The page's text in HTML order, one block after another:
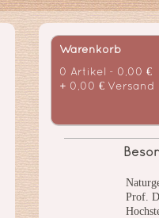
Warenkorb
0 Artikel - 0,00 €
+ 0,00 € Versand
Prof.